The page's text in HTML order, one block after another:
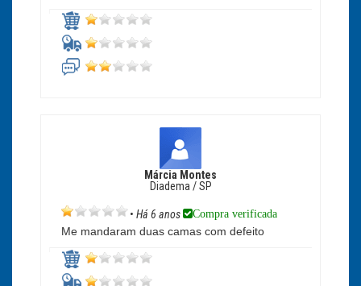
Márcia Montes
Diadema / SP
• Há 6 anos Compra verificada
Me mandaram duas camas com defeito